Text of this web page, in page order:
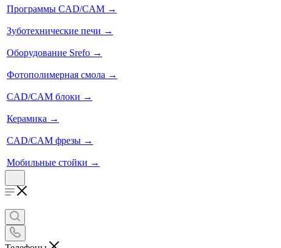
Программы CAD/CAM →
Зуботехнические печи →
Оборудование Srefo →
Фотополимерная смола →
CAD/CAM блоки →
Керамика →
CAD/CAM фрезы →
Мобильные стойки →